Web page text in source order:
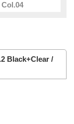
Col.04
Black+Clear /